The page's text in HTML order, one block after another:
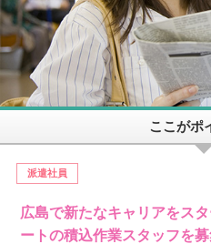
ここがポ
派遣社員
広島で新たなキャリアをス
ートの積込作業スタッフを